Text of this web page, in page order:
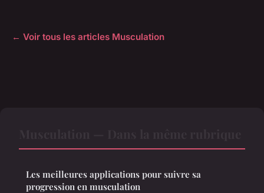
← Voir tous les articles Musculation
Les meilleures applications pour suivre sa
progression en musculation